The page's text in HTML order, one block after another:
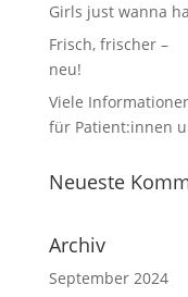
Girls just wanna
Frisch, frischer –
neu!
Viele
für Patient:innen
Neueste
Archiv
September 2024